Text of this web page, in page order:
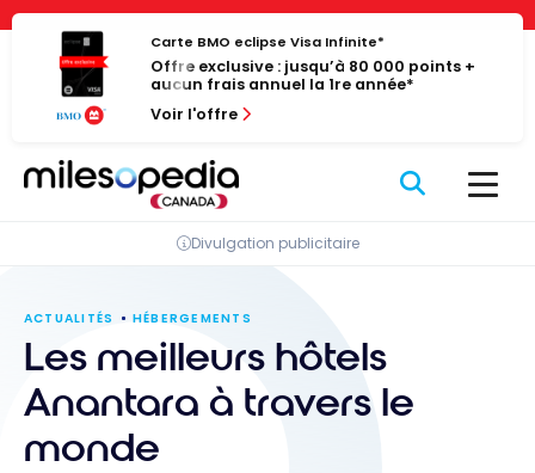
Panneau de gestion des cookies
Passer
contenu
Carte BMO eclipse Visa Infinite*
Offre exclusive : jusqu’à 80 000 points +
aucun frais annuel la 1re année*
Voir l'offre
Divulgation publicitaire
ACTUALITÉS HÉBERGEMENTS
Les meilleurs hôtels
Anantara à travers le
monde